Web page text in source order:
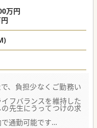
万円
、負担少なくご勤務い
フバランスを維持した
先生にうってつけの求
通勤可能です